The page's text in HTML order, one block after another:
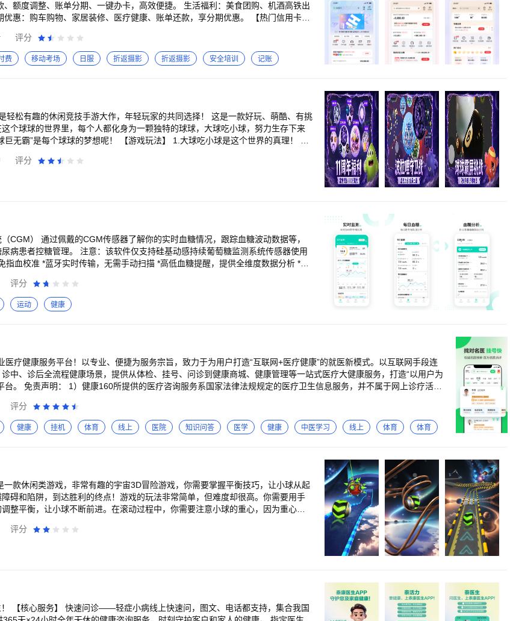
、额度调整、账单分期、一键办卡，高效便捷。 生活福利：美食团购、机酒高铁出
惠：购车购物、家居装修、医疗健康、账单还款，享分期优惠。 【热门信用卡】
返现、立减金、优惠券，“食住行娱购”生活场景全覆盖。 【附属卡】 轻松为家人
单明了；额度可控，安全放心；即开即用，支付便利。 【特色活动】 99365月月
9元起兑视频会员、5折起享美食大餐，更多优惠尽在动卡空间，快去看看吧～
评分
费 移动考场 日服 折返摄影 折返摄影 安全培训 记账
休闲竞技手游大作，年轻玩家的共同选择！ 这是一款好玩、萌酷、有挑
个球球的世界里，每个人都化身为一颗独特的球球，大球吃小球，努力生存下来
！ 【游戏玩法】 1.大球吃小球是这个世界的真理！ 2.
吃，终有一天你也会成为无敌的胖纸呢！ 5.大球也不要轻心，身为胖纸的你，横
的快乐生在你的心尖喔。 3.“我就是我”的独特形象 每个球球都可
来！”“看见你，我就忍不住流口水了呢！”哈哈，你没看错，这些都是球球的名字
游戏里，
吧，把朋友吃掉，把邻居吃掉，把陌生人吃掉……咦，怎么听起来有点邪恶呢，
评分
CGM） 通过佩戴的CGM传感器了解你的实时血糖情况，跟踪血糖波动数据等，
硅基动感持续葡萄糖监测系统传感器使用
血校准 *蓝牙实时传输，无需手动扫描 *高低血糖提醒，提供全维度数据分析 *亲
评分
运动 健康
疗健康服务平台！以专业、便捷为服务宗旨，致力于为用户打造“互联网+医疗健康”的就医新模式。以互联网手段连
中、诊后全流程健康场景，提供从体检、挂号、问诊到健康商城、健康管理等一站式医疗大健康服务，打造“以用户为
不属于网上诊疗活
用健康 160APP之外，做出任何医疗决定之前，应寻求医生的建议。 2）健康160与其他第三方合作所开展的其他活
康160仅作为技术服务平台，并不作为具体交易的主体，用户知悉该等规定，并无条件同意不违反健康160的该等网站
3）健康160不保证医生回复的科学性和正确性。但健康160会确认所有入驻的医生均为合法执业、资质齐全的医生。
评分
健康 挂机 体育 线上 医院 知识问答 医学 健康 中医学习 线上 体育 体育
款休闲类游戏，非常有趣的宇宙3D冒险游戏，你需要掌握平衡技巧，让小球从起
碍和陷阱，到达胜利的终点！游戏的玩法非常简单，但难度却很高。你需要用手
整平衡，让小球不断前进。在滚动过程中，你需要注意小球的重心，因为重心不
险之旅吧！
评分
我国